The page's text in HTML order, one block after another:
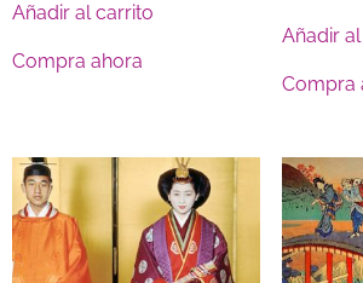
Añadir al carrito
Compra ahora
Añadir
Compra